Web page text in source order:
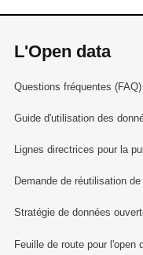
L'Open data
Questions fréquentes (FAQ)
Guide d'utilisation des
Lignes directrices pour la
Demande de réutilisation
Stratégie de données
Feuille de route pour l'open